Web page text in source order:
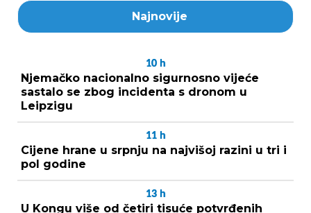
Najnovije
10 h
Njemačko nacionalno sigurnosno vijeće
sastalo se zbog incidenta s dronom u
Leipzigu
11 h
Cijene hrane u srpnju na najvišoj razini u tri i
pol godine
13 h
U Kongu više od četiri tisuće potvrđenih